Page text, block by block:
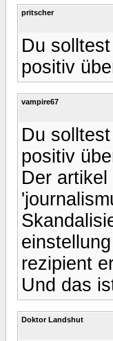
pritscher
Du
positiv
vampire67
Du
positiv
Der
rezipient
Und das
Doktor Landshut